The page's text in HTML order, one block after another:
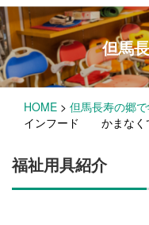
学 ぶ(健康福祉)
泊まる(宿泊)
施設・料金
但馬
HOME > 但馬長寿の郷
インフード かまなく
福祉用具紹介